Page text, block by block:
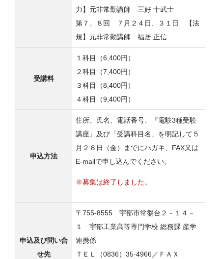
力】元非常勤講師 三好 十武士
第７、８回 ７月２４日、３１日 【法
規】元非常勤講師 福居 正信
受講料
１科目（6,400円）
２科目（7,400円）
３科目（8,400円）
４科目（9,400円）
申込方法
住所、氏名、電話番号、『電験3種受験
講座』及び「受講科目名」を明記して５
月２８日（金）までにハガキ、FAX又は
E‐mailで申し込んでください。
※募集は終了しました。
申込及び問い合
せ先
〒755-8555 宇部市常盤台２－１４－
１ 宇部工業高等専門学校 総務課 産学
連携係
ＴＥＬ（0836）35-4966／ＦＡＸ